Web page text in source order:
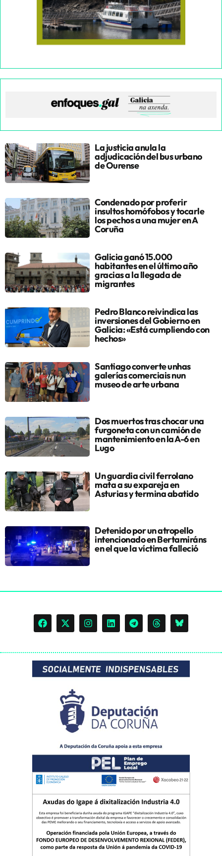
La justicia anula la
adjudicación del bus urbano
de Ourense
Condenado por proferir
insultos homófobos y tocarle
los pechos a una mujer en A
Coruña
Galicia ganó 15.000
habitantes en el último año
gracias a la llegada de
migrantes
Pedro Blanco reivindica las
inversiones del Gobierno en
Galicia: «Está cumpliendo con
hechos»
Santiago converte unhas
galerías comerciais nun
museo de arte urbana
Dos muertos tras chocar una
furgoneta con un camión de
mantenimiento en la A-6 en
Lugo
Un guardia civil ferrolano
mata a su expareja en
Asturias y termina abatido
Detenido por un atropello
intencionado en Bertamiráns
en el que la víctima falleció